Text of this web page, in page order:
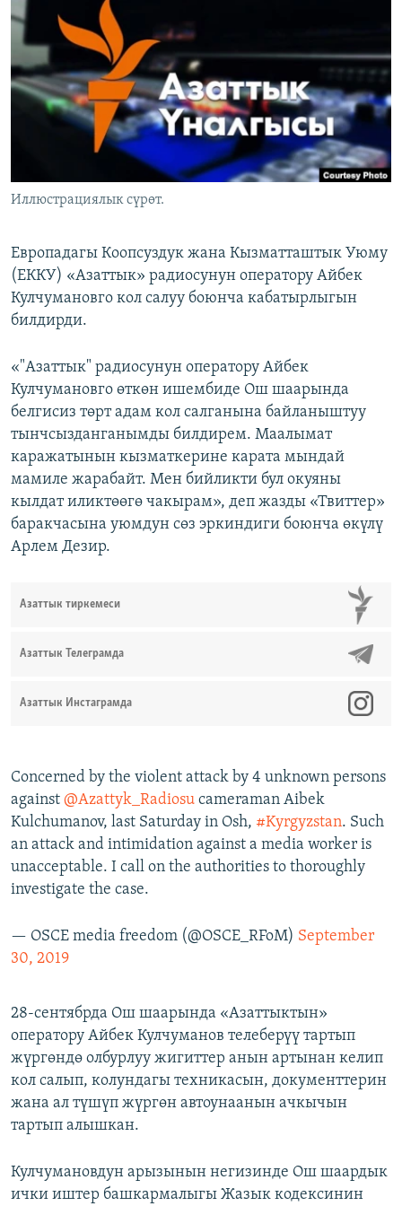
ЭЖЕ-СИҢДИЛЕР
АЗАТТЫК+
ЫҢГАЙСЫЗ СУРООЛОР
ОНЛАЙН ШЕРИНЕ
ЭЕ/АРнун бардык сайттары
Иллюстрациялык сүрөт.
Европадагы Коопсуздук жана Кызматташтык Уюму
(ЕККУ) «Азаттык» радиосунун оператору Айбек
Кулчумановго кол салуу боюнча кабатырлыгын
билдирди.
«"Азаттык" радиосунун оператору Айбек
Кулчумановго өткөн ишембиде Ош шаарында
белгисиз төрт адам кол салганына байланыштуу
тынчсызданганымды билдирем. Маалымат
каражатынын кызматкерине карата мындай
мамиле жарабайт. Мен бийликти бул окуяны
кылдат иликтөөгө чакырам», деп жазды «Твиттер»
баракчасына уюмдун сөз эркиндиги боюнча өкүлү
Арлем Дезир.
Азаттык тиркемеси
Азаттык Телеграмда
Азаттык Инстаграмда
Concerned by the violent attack by 4 unknown persons
against @Azattyk_Radiosu cameraman Aibek
Kulchumanov, last Saturday in Osh, #Kyrgyzstan. Such
an attack and intimidation against a media worker is
unacceptable. I call on the authorities to thoroughly
investigate the case.
— OSCE media freedom (@OSCE_RFoM) September
30, 2019
28-сентябрда Ош шаарында «Азаттыктын»
оператору Айбек Кулчуманов телеберүү тартып
жүргөндө олбурлуу жигиттер анын артынан келип
кол салып, колундагы техникасын, документтерин
жана ал түшүп жүргөн автоунаанын ачкычын
тартып алышкан.
Кулчумановдун арызынын негизинде Ош шаардык
ички иштер башкармалыгы Жазык кодексинин